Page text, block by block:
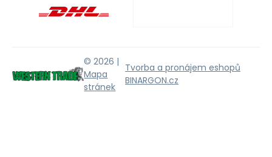
© 2026 |
Mapa
stránek
Tvorba a pronájem eshopů
BINARGON.cz